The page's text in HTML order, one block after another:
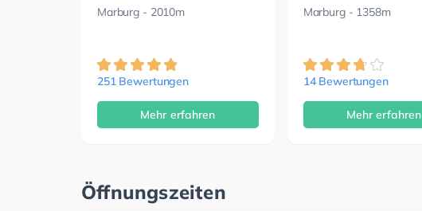
Marburg - 2010m
251 Bewertungen
Mehr erfahren
Marburg- 1358m
14 Bewertungen
Mehr erfahren
Öffnungszeiten